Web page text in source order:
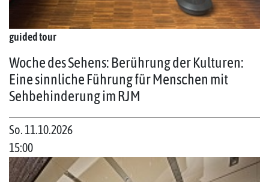
guided tour
Woche des Sehens: Berührung der Kulturen:
Eine sinnliche Führung für Menschen mit
Sehbehinderung im RJM
So. 11.10.2026
15:00